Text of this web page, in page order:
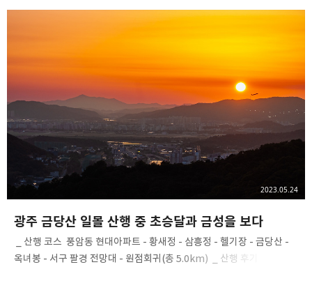
RX100 M7 2023. 06. 15 ​ #광주 #금당산 #광주금당산 #금당산일몰 #
광주일몰 #광주광역시 #광주일몰산행 #금당산헬기장 #금당산산책로
#광주산행 #금당산산행 #풍암동 #산스타그램 #헬기장 #소니 #
소니rx100 #rx100 #rx100m7 #sonyalpha 광주 금당산
광주 금당산 일몰 산행 중 초승달과 금성을 보다
2023.05.24
​ _ 산행 코스 ​ 풍암동 현대아파트 - 황새정 - 삼흥정 - 헬기장 - 금당산 -
옥녀봉 - 서구 팔경 전망대 - 원점회귀(총 5.0km) ​ _ 산행 후기 ​ 하루